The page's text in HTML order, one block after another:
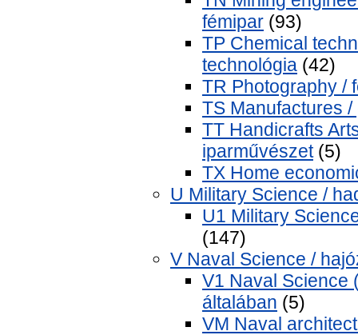
fémipar (93)
TP Chemical
technológia (42)
TR Photography /
TS Manufactures
TT Handicrafts
iparművészet(5)
TX Home
U Military Science /
U1 Military
(147)
V Naval Science /
V1 Naval Science
általában (5)
VM Naval